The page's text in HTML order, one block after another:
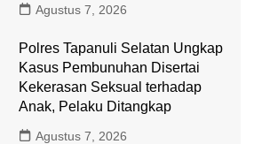
Agustus 7, 2026
Polres Tapanuli Selatan Ungkap
Kasus Pembunuhan Disertai
Kekerasan Seksual terhadap
Anak, Pelaku Ditangkap
Agustus 7, 2026